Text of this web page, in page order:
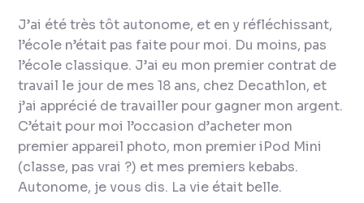
J’ai été très tôt autonome, et en y réfléchissant,
l’école n’était pas faite pour moi. Du moins, pas
l’école classique. J’ai eu mon premier contrat de
travail le jour de mes 18 ans, chez Decathlon, et
j’ai apprécié de travailler pour gagner mon argent.
C’était pour moi l’occasion d’acheter mon
premier appareil photo, mon premier iPod Mini
(classe, pas vrai ?) et mes premiers kebabs.
Autonome, je vous dis. La vie était belle.